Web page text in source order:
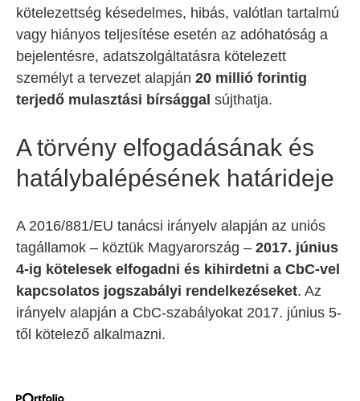
kötelezettség késedelmes, hibás, valótlan tartalmú
vagy hiányos teljesítése esetén az adóhatóság a
bejelentésre, adatszolgáltatásra kötelezett
személyt a tervezet alapján 20 millió forintig
terjedő mulasztási bírsággal sújthatja.
A törvény elfogadásának és
hatálybalépésének határideje
A 2016/881/EU tanácsi irányelv alapján az uniós
tagállamok – köztük Magyarország – 2017. június
4-ig kötelesek elfogadni és kihirdetni a CbC-vel
kapcsolatos jogszabályi rendelkezéseket. Az
irányelv alapján a CbC-szabályokat 2017. június 5-
től kötelező alkalmazni.